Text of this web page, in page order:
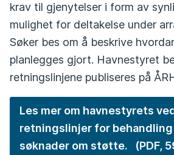
krav til gjenytelser i form av
mulighet for deltakelse under
Søker bes om å beskrive
planlegges gjort. Havnestyret
retningslinjene publiseres på
Les mer om havnestyrets
retningslinjer for behandling
søknader om støtte.
(PDF,